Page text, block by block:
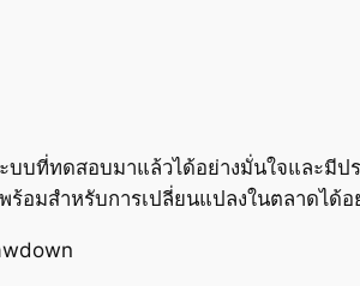
บบที่ทดสอบมาแล้วได้อย่างมั่นใจและมี
อมสำหรับการเปลี่ยนแปลงในตลาดได้อ